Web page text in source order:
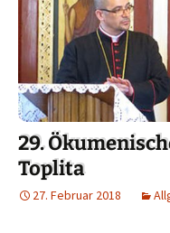
29.
Toplita
27. Februar 2018